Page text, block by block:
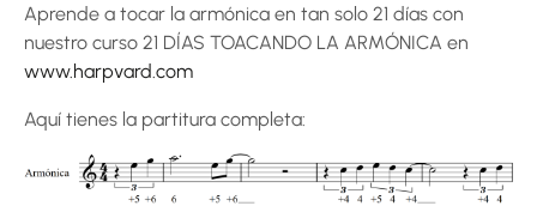
Aprende a tocar la armónica en tan solo 21 días con
nuestro curso 21 DÍAS TOACANDO LA ARMÓNICA en
www.harpvard.com
Aquí tienes la partitura completa: